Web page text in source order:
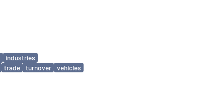
industries
trade turnover
vehicles